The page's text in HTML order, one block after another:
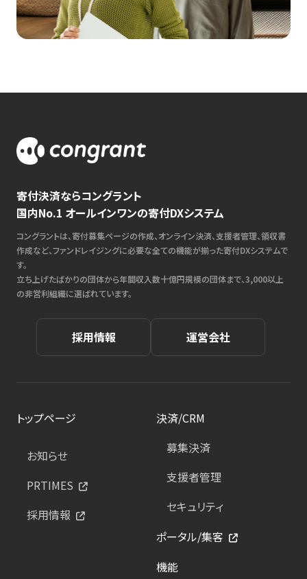
寄付決済ならコングラント
国内No.1 オールインワンの寄付DXシステム
コングラントは、寄付募集ページの作成、オンライン決済、支援者管理、領収書
作成など、ファンドレイジングに必要な全ての機能が揃った寄付DXシステムで
す。
立ち上げたばかりの団体から年間収入数十億円規模の団体まで、3,000以上
の非営利組織に選ばれています。
採用情報 運営会社
トップページ
お知らせ
PRTIMES
採用情報
決済/CRM
募集決済
支援者管理
セキュリティ
ポータル/集客
機能